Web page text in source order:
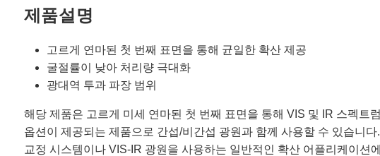
제품설명
고르게 연마된 첫 번째 표면을 통해 균일한 확산 제공
굴절률이 낮아 처리량 극대화
광대역 투과 파장 범위
해당 제품은 고르게 미세 연마된 첫 번째 표면을 통해 VIS 및 IR 스펙
옵션이 제공되는 제품으로 간섭/비간섭 광원과 함께 사용할 수 있습니다
교정 시스템이나 VIS-IR 광원을 사용하는 일반적인 확산 어플리케이션